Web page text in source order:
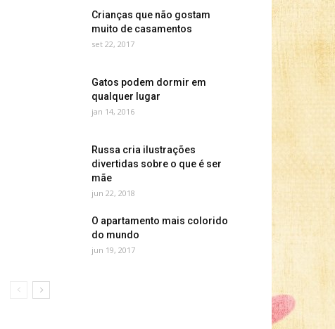
Crianças que não gostam
muito de casamentos
set 22, 2017
Gatos podem dormir em
qualquer lugar
jan 14, 2016
Russa cria ilustrações
divertidas sobre o que é ser
mãe
jun 22, 2018
O apartamento mais colorido
do mundo
jun 19, 2017